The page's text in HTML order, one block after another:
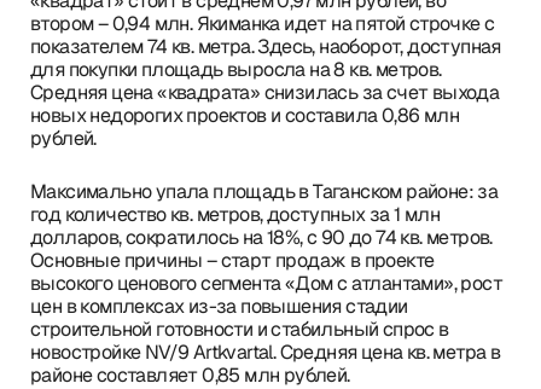
втором – 0,94 млн. Якиманка идет на пятой строчке с
показателем 74 кв. метра. Здесь, наоборот, доступная
для покупки площадь выросла на 8 кв. метров.
Средняя цена «квадрата» снизилась за счет выхода
новых недорогих проектов и составила 0,86 млн
рублей.
Максимально упала площадь в Таганском районе: за
год количество кв. метров, доступных за 1 млн
долларов, сократилось на 18%, с 90 до 74 кв. метров.
Основные причины – старт продаж в проекте
высокого ценового сегмента «Дом с атлантами», рост
цен в комплексах из-за повышения стадии
строительной готовности и стабильный спрос в
новостройке NV/9 Artkvartal. Средняя цена кв. метра в
районе составляет 0,85 млн рублей.